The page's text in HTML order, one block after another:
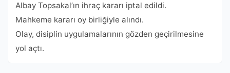
Albay Topsakal’ın ihraç kararı iptal edildi.
Mahkeme kararı oy birliğiyle alındı.
Olay, disiplin uygulamalarının gözden geçirilmesine
yol açtı.